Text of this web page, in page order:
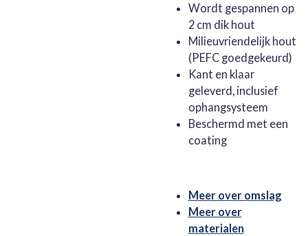
Wordt gespannen op
2 cm dik hout
Milieuvriendelijk hout
(PEFC goedgekeurd)
Kant en klaar
geleverd, inclusief
ophangsysteem
Beschermd met een
coating
Meer over omslag
Meer over
materialen